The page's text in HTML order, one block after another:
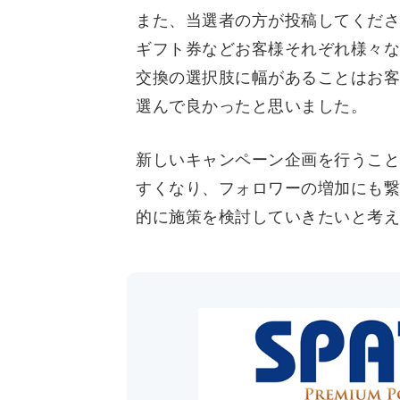
また、当選者の方が投稿してくだ
ギフト券などお客様それぞれ様々
交換の選択肢に幅があることはお
選んで良かったと思いました。
新しいキャンペーン企画を行うこ
すくなり、フォロワーの増加にも
的に施策を検討していきたいと考